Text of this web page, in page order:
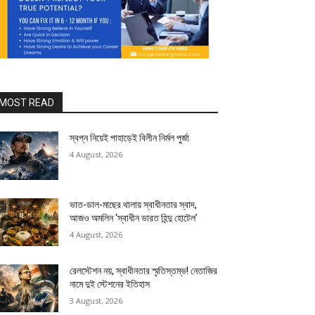
READ
স্বপ্ন নিয়েই পাহাড়েই বিলীন নির্মল পুর্জা
4 August, 2026
ভাত-ডাল-মাছের থালায় স্বাধীনতার স্বাদ,
আজও অমলিন ‘স্বাধীন ভারত হিন্দু হোটেল’
4 August, 2026
রেলস্টেশন নয়, স্বাধীনতার স্মৃতিস্তম্ভ! নেতাজির
নামে দুই স্টেশনের ইতিহাস
3 August, 2026